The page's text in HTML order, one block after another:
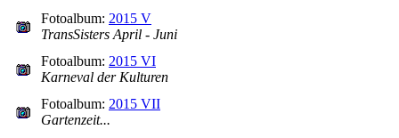
Fotoalbum: 2015 V
TransSisters April - Juni
Fotoalbum: 2015 VI
Karneval der Kulturen
Fotoalbum: 2015 VII
Gartenzeit...